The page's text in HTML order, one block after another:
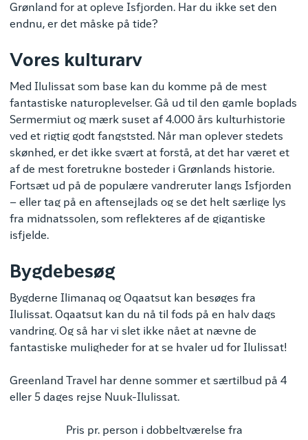
Grønland for at opleve Isfjorden. Har du ikke set den
endnu, er det måske på tide?
Vores kulturarv
Med Ilulissat som base kan du komme på de mest
fantastiske naturoplevelser. Gå ud til den gamle boplads
Sermermiut og mærk suset af 4.000 års kulturhistorie
ved et rigtig godt fangststed. Når man oplever stedets
skønhed, er det ikke svært at forstå, at det har været et
af de mest foretrukne bosteder i Grønlands historie.
Fortsæt ud på de populære vandreruter langs Isfjorden
– eller tag på en aftensejlads og se det helt særlige lys
fra midnatssolen, som reflekteres af de gigantiske
isfjelde.
Bygdebesøg
Bygderne Ilimanaq og Oqaatsut kan besøges fra
Ilulissat. Oqaatsut kan du nå til fods på en halv dags
vandring. Og så har vi slet ikke nået at nævne de
fantastiske muligheder for at se hvaler ud for Ilulissat!
Greenland Travel har denne sommer et særtilbud på 4
eller 5 dages rejse Nuuk-Ilulissat.
Pris pr. person i dobbeltværelse fra